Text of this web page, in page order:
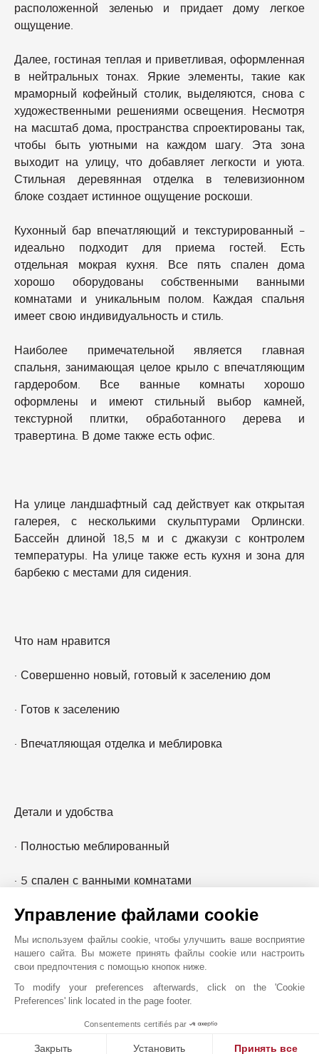
расположенной зеленью и придает дому легкое
ощущение.
Далее, гостиная теплая и приветливая, оформленная
в нейтральных тонах. Яркие элементы, такие как
мраморный кофейный столик, выделяются, снова с
художественными решениями освещения. Несмотря
на масштаб дома, пространства спроектированы так,
чтобы быть уютными на каждом шагу. Эта зона
выходит на улицу, что добавляет легкости и уюта.
Стильная деревянная отделка в телевизионном
блоке создает истинное ощущение роскоши.
Кухонный бар впечатляющий и текстурированный –
идеально подходит для приема гостей. Есть
отдельная мокрая кухня. Все пять спален дома
хорошо оборудованы собственными ванными
комнатами и уникальным полом. Каждая спальня
имеет свою индивидуальность и стиль.
Наиболее примечательной является главная
спальня, занимающая целое крыло с впечатляющим
гардеробом. Все ванные комнаты хорошо
оформлены и имеют стильный выбор камней,
текстурной плитки, обработанного дерева и
травертина. В доме также есть офис.
На улице ландшафтный сад действует как открытая
галерея, с несколькими скульптурами Орлински.
Бассейн длиной 18,5 м и с джакузи с контролем
температуры. На улице также есть кухня и зона для
барбекю с местами для сидения.
Что нам нравится
· Совершенно новый, готовый к заселению дом
· Готов к заселению
· Впечатляющая отделка и меблировка
Детали и удобства
· Полностью меблированный
· 5 спален с ванными комнатами
· Просторная главная спальня, занимающая целое
· Полный вид на гольф-поле с прямым видом на
горизонт Бурдж Халифа
· Гольф-поле
Управление файлами cookie
Мы используем файлы cookie, чтобы улучшить ваше восприятие
нашего сайта. Вы можете принять файлы cookie или настроить
свои предпочтения с помощью кнопок ниже.
To modify your preferences afterwards, click on the 'Cookie
Preferences' link located in the page footer.
Consentements certifiés par
Закрыть Установить Принять все